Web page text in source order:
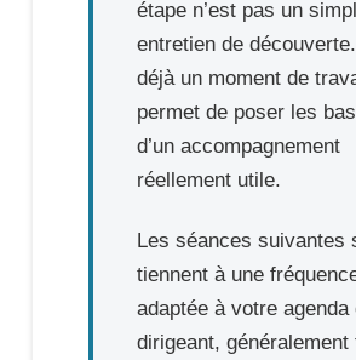
étape n’est pas un
entretien de
déjà un moment de
permet de poser les
d’un accompagnement
réellement utile.
Les séances suivantes
tiennent à une
adaptée à votre agenda
dirigeant, généralement